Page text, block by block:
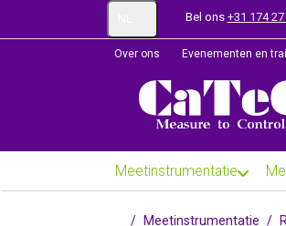
Bel ons +31 174
Over ons Evenementen en
Meetinstrumentatie
Startpagina
Meetinstrumentatie